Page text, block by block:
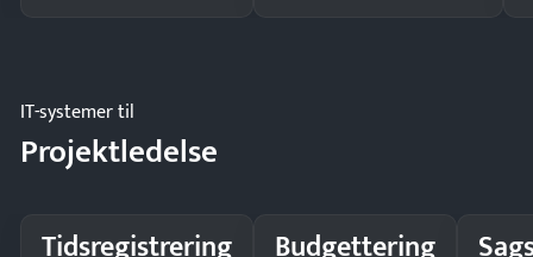
IT-systemer til
Projektledelse
Tidsregistrering Budgettering